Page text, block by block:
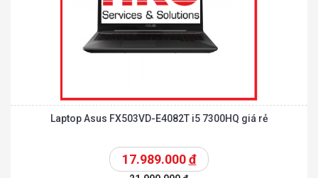
Laptop Asus FX503VD-E4082T i5 7300HQ giá rẻ
17.989.000đ